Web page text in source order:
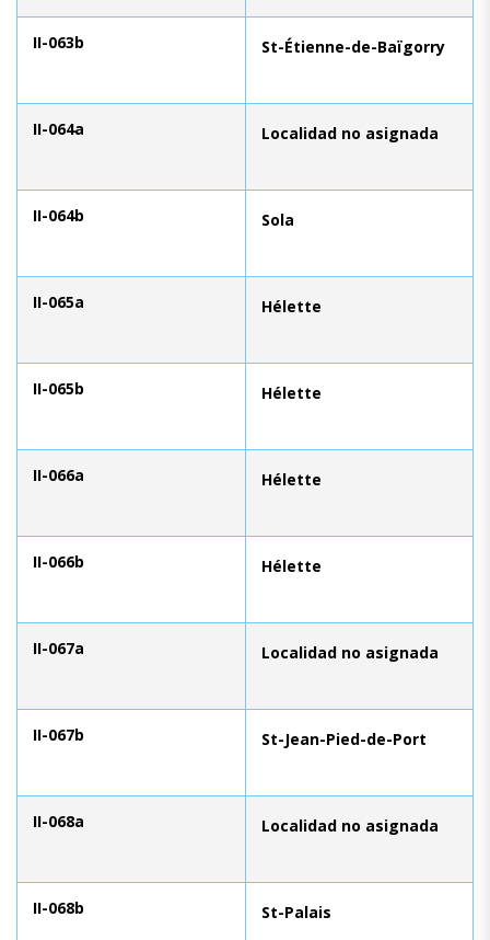
II-063b St-Étienne-de-Baïgorry
II-064a Localidad no asignada
II-064b Sola
II-065a Hélette
II-065b Hélette
II-066a Hélette
II-066b Hélette
II-067a Localidad no asignada
II-067b St-Jean-Pied-de-Port
II-068a Localidad no asignada
II-068b St-Palais